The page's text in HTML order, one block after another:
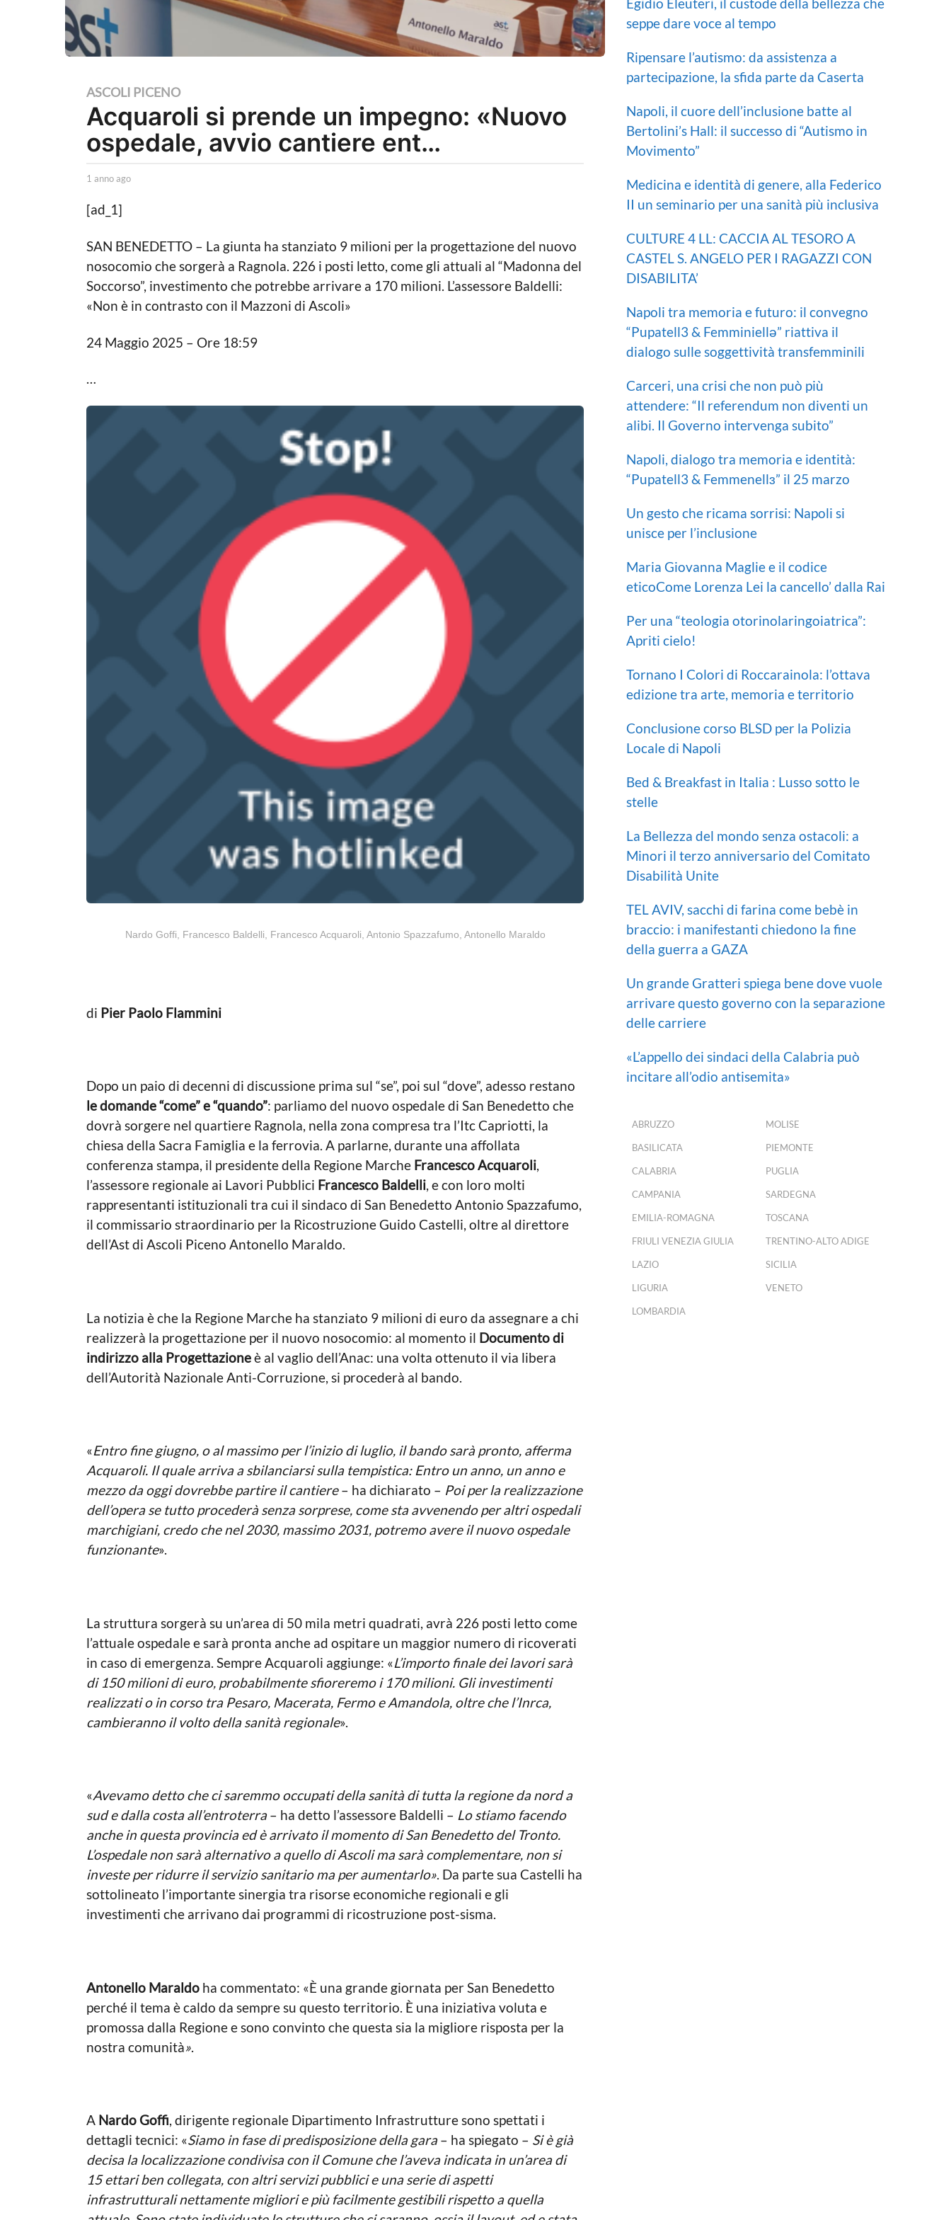
1
a
n
o
g
1
a
n
n
a
o
ASCOLI PICENO
Acquaroli si prende un impegno: «Nuovo
ospedale, avvio cantiere ent…
b
L
a
o
i
t
i
c
L
a
e
1 anno ago
a
o
[ad_1]
SAN BENEDETTO – La giunta ha stanziato 9 milioni per la progettazione del nuovo
nosocomio che sorgerà a Ragnola. 226 i posti letto, come gli attuali al “Madonna del
Soccorso”, investimento che potrebbe arrivare a 170 milioni. L’assessore Baldelli:
«Non è in contrasto con il Mazzoni di Ascoli»
24 Maggio 2025 – Ore 18:59
…
Nardo Goffi, Francesco Baldelli, Francesco Acquaroli, Antonio Spazzafumo, Antonello Maraldo
di Pier Paolo Flammini
Dopo un paio di decenni di discussione prima sul “se”, poi sul “dove”, adesso restano
le domande “come” e “quando”: parliamo del nuovo ospedale di San Benedetto che
dovrà sorgere nel quartiere Ragnola, nella zona compresa tra l’Itc Capriotti, la
chiesa della Sacra Famiglia e la ferrovia. A parlarne, durante una affollata
conferenza stampa, il presidente della Regione Marche Francesco Acquaroli,
l’assessore regionale ai Lavori Pubblici Francesco Baldelli, e con loro molti
rappresentanti istituzionali tra cui il sindaco di San Benedetto Antonio Spazzafumo,
il commissario straordinario per la Ricostruzione Guido Castelli, oltre al direttore
dell’Ast di Ascoli Piceno Antonello Maraldo.
La notizia è che la Regione Marche ha stanziato 9 milioni di euro da assegnare a chi
realizzerà la progettazione per il nuovo nosocomio: al momento il Documento di
indirizzo alla Progettazioneè al vaglio dell’Anac: una volta ottenuto il via libera
dell’Autorità Nazionale Anti-Corruzione, si procederà al bando.
«Entro fine giugno, o al massimo per l’inizio di luglio, il bando sarà pronto, afferma
Acquaroli. Il quale arriva a sbilanciarsi sulla tempistica: Entro un anno, un anno e
mezzo da oggi dovrebbe partire il cantiere– ha dichiarato – Poi per la realizzazione
dell’opera se tutto procederà senza sorprese, come sta avvenendo per altri ospedali
marchigiani, credo che nel 2030, massimo 2031, potremo avere il nuovo ospedale
funzionante».
La struttura sorgerà su un’area di 50 mila metri quadrati, avrà 226 posti letto come
l’attuale ospedale e sarà pronta anche ad ospitare un maggior numero di ricoverati
in caso di emergenza. Sempre Acquaroli aggiunge: «L’importo finale dei lavori sarà
di 150 milioni di euro, probabilmente sfioreremo i 170 milioni. Gli investimenti
realizzati o in corso tra Pesaro, Macerata, Fermo e Amandola, oltre che l’Inrca,
cambieranno il volto della sanità regionale».
«Avevamo detto che ci saremmo occupati della sanità di tutta la regione da nord a
sud e dalla costa all’entroterra– ha detto l’assessore Baldelli – Lo stiamo facendo
anche in questa provincia ed è arrivato il momento di San Benedetto del Tronto.
L’ospedale non sarà alternativo a quello di Ascoli ma sarà complementare, non si
investe per ridurre il servizio sanitario ma per aumentarlo». Da parte sua Castelli ha
sottolineato l’importante sinergia tra risorse economiche regionali e gli
investimenti che arrivano dai programmi di ricostruzione post-sisma.
Antonello Maraldo ha commentato: «È una grande giornata per San Benedetto
perché il tema è caldo da sempre su questo territorio. È una iniziativa voluta e
promossa dalla Regione e sono convinto che questa sia la migliore risposta per la
nostra comunità»
A Nardo Goffi, dirigente regionale Dipartimento Infrastrutture sono spettati i
dettagli tecnici: «Siamo in fase di predisposizione della gara– ha spiegato – Si è già
decisa la localizzazione condivisa con il Comune che l’aveva indicata in un’area di
15 ettari ben collegata, con altri servizi pubblici e una serie di aspetti
infrastrutturali nettamente migliori e più facilmente gestibili rispetto a quella
seppe dare voce al tempo
Ripensare l’autismo: da assistenza a
partecipazione, la sfida parte da Caserta
Napoli, il cuore dell’inclusione batte al
Bertolini’s Hall: il successo di “Autismo in
Movimento”
Medicina e identità di genere, alla Federico
II un seminario per una sanità più inclusiva
CULTURE 4 LL: CACCIA AL TESORO A
CASTEL S. ANGELO PER I RAGAZZI CON
DISABILITA’
Napoli tra memoria e futuro: il convegno
“Pupatell3 & Femminiellə” riattiva il
dialogo sulle soggettività transfemminili
Carceri, una crisi che non può più
attendere: “Il referendum non diventi un
alibi. Il Governo intervenga subito”
Napoli, dialogo tra memoria e identità:
“Pupatell3 & Femmenellɜ” il 25 marzo
Un gesto che ricama sorrisi: Napoli si
unisce per l’inclusione
Maria Giovanna Maglie e il codice
eticoCome Lorenza Lei la cancello’ dalla Rai
Per una “teologia otorinolaringoiatrica”:
Apriti cielo!
Tornano I Colori di Roccarainola: l’ottava
edizione tra arte, memoria e territorio
Conclusione corso BLSD per la Polizia
Locale di Napoli
Bed & Breakfast in Italia : Lusso sotto le
stelle
La Bellezza del mondo senza ostacoli: a
Minori il terzo anniversario del Comitato
Disabilità Unite
TEL AVIV, sacchi di farina come bebè in
braccio: i manifestanti chiedono la fine
della guerra a GAZA
Un grande Gratteri spiega bene dove vuole
arrivare questo governo con la separazione
delle carriere
«L’appello dei sindaci della Calabria può
incitare all’odio antisemita»
ABRUZZO
BASILICATA
CALABRIA
CAMPANIA
EMILIA-ROMAGNA
FRIULI VENEZIA GIULIA
LAZIO
LIGURIA
LOMBARDIA
MOLISE
PIEMONTE
PUGLIA
SARDEGNA
TOSCANA
TRENTINO-ALTO ADIGE
SICILIA
VENETO